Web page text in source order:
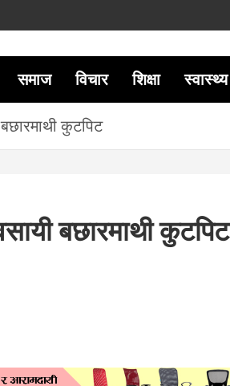
समाज विचार शिक्षा स्वास्थ्य
कुटपिट
बछारमाथी कुटपिट